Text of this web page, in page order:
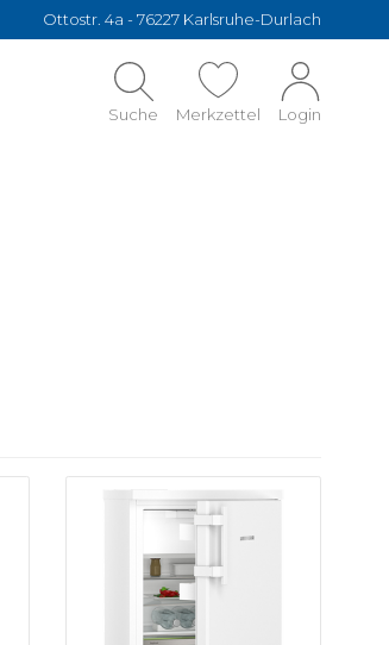
Ottostr. 4a - 76227 Karlsruhe-Durlach
Suche Merkzettel Login